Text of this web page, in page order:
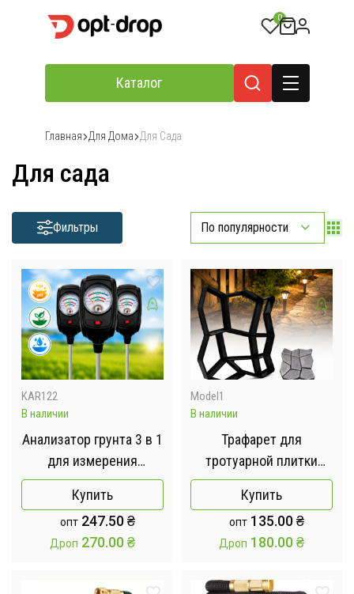
0
Каталог
Главная Для Дома Для Сада
Для сада
Фильтры По популярности
KAR122
В наличии
Анализатор грунта 3 в 1
для измерения
влажности,
плодородия, pH почвы /
Многофункциональный
тестер почвы 3 в 1:
плодородия и pH почвы
Купить
опт 247.50₴
Дроп 270.00₴
Model1
В наличии
Трафарет для
тротуарной плитки
"Садовая дорожка" /
Пластиковая форма для
изготовления плитки
для сада и дома
Купить
опт 135.00₴
Дроп 180.00₴